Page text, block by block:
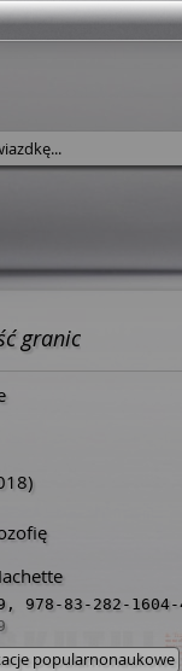
granic
, 978-83-282-1604-
popularnonaukowe